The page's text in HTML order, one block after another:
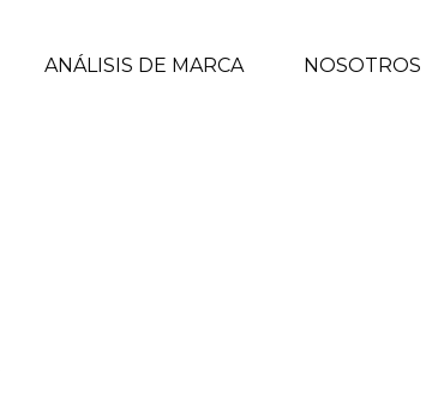
ANÁLISIS DE MARCA NOSOTROS